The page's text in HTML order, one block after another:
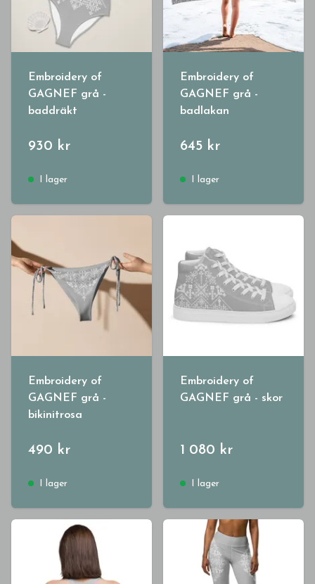
Embroidery of
GAGNEF grå -
baddräkt
930 kr
I lager
Embroidery of
GAGNEF grå -
badlakan
645 kr
I lager
Embroidery of
GAGNEF grå -
bikinitrosa
490 kr
I lager
Embroidery of
GAGNEF grå - skor
1 080 kr
I lager